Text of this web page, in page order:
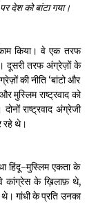
देश को बांटा गया।
किया। वे एक तरफ
दूसरी तरफ अंग्रेज़ों के
की नीति ‘बांटो और
मुस्लिम राष्ट्रवाद को
राष्ट्रवाद अंग्रेजी
रहे थे।
हिंदू-मुस्लिम एकता के
कांग्रेस के ख़िलाफ़ थे,
गांधी के प्रति उनका